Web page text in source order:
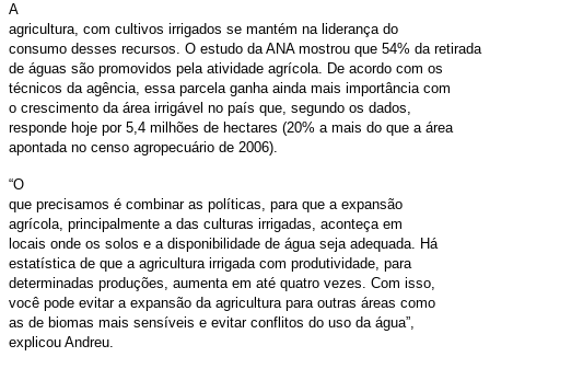
A
agricultura, com cultivos irrigados se mantém na liderança do
consumo desses recursos. O estudo da ANA mostrou que 54% da retirada
de águas são promovidos pela atividade agrícola. De acordo com os
técnicos da agência, essa parcela ganha ainda mais importância com
o crescimento da área irrigável no país que, segundo os dados,
responde hoje por 5,4 milhões de hectares (20% a mais do que a área
apontada no censo agropecuário de 2006).
“O
que precisamos é combinar as políticas, para que a expansão
agrícola, principalmente a das culturas irrigadas, aconteça em
locais onde os solos e a disponibilidade de água seja adequada. Há
estatística de que a agricultura irrigada com produtividade, para
determinadas produções, aumenta em até quatro vezes. Com isso,
você pode evitar a expansão da agricultura para outras áreas como
as de biomas mais sensíveis e evitar conflitos do uso da água”,
explicou Andreu.